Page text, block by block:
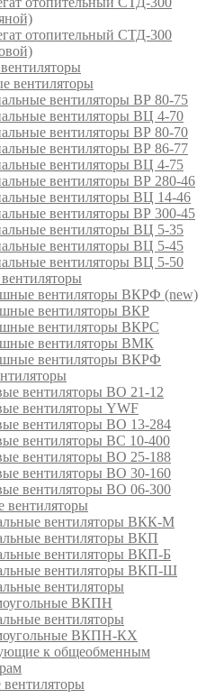
отопительный СТД-300
вентиляторы
вентиляторы ВР 80-75
вентиляторы ВЦ 4-70
вентиляторы ВР 80-70
вентиляторы ВР 86-77
вентиляторы ВЦ 4-75
вентиляторы ВР 280-46
вентиляторы ВЦ 14-46
вентиляторы ВР 300-45
вентиляторы ВЦ 5-35
вентиляторы ВЦ 5-45
вентиляторы ВЦ 5-50
вентиляторы ВКРФ (new)
вентиляторы ВКР
вентиляторы ВКРС
вентиляторы ВМК
вентиляторы ВКРФ
вентиляторы ВО 21-12
вентиляторы YWF
вентиляторы ВО 13-284
вентиляторы ВС 10-400
вентиляторы ВО 25-188
вентиляторы ВО 30-160
вентиляторы ВО 06-300
вентиляторы
вентиляторы ВКК-М
вентиляторы ВКП
вентиляторы ВКП-Б
вентиляторы ВКП-Ш
вентиляторы
ВКПН
вентиляторы
ВКПН-КХ
к общеобменным